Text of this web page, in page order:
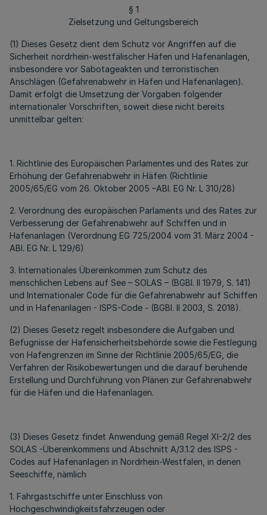
§ 1
Zielsetzung und Geltungsbereich
(1) Dieses Gesetz dient dem Schutz vor Angriffen auf die
Sicherheit nordrhein-westfälischer Häfen und Hafenanlagen,
insbesondere vor Sabotageakten und terroristischen
Anschlägen (Gefahrenabwehr in Häfen und Hafenanlagen).
Damit erfolgt die Umsetzung der Vorgaben folgender
internationaler Vorschriften, soweit diese nicht bereits
unmittelbar gelten:
1. Richtlinie des Europäischen Parlamentes und des Rates zur
Erhöhung der Gefahrenabwehr in Häfen (Richtlinie
2005/65/EG vom 26. Oktober 2005 –ABI. EG Nr. L 310/28)
2. Verordnung des europäischen Parlaments und des Rates zur
Verbesserung der Gefahrenabwehr auf Schiffen und in
Hafenanlagen (Verordnung EG 725/2004 vom 31. März 2004 -
ABl. EG Nr. L 129/6)
3. Internationales Übereinkommen zum Schutz des
menschlichen Lebens auf See – SOLAS – (BGBl. II 1979, S. 141)
und Internationaler Code für die Gefahrenabwehr auf Schiffen
und in Hafenanlagen - ISPS-Code - (BGBl. II 2003, S. 2018).
(2) Dieses Gesetz regelt insbesondere die Aufgaben und
Befugnisse der Hafensicherheitsbehörde sowie die Festlegung
von Hafengrenzen im Sinne der Richtlinie 2005/65/EG, die
Verfahren der Risikobewertungen und die darauf beruhende
Erstellung und Durchführung von Plänen zur Gefahrenabwehr
für die Häfen und die Hafenanlagen.
(3) Dieses Gesetz findet Anwendung gemäß Regel XI-2/2 des
SOLAS -Übereinkommens und Abschnitt A/3.1.2 des ISPS -
Codes auf Hafenanlagen in Nordrhein-Westfalen, in denen
Seeschiffe, nämlich
1. Fahrgastschiffe unter Einschluss von
Hochgeschwindigkeitsfahrzeugen oder